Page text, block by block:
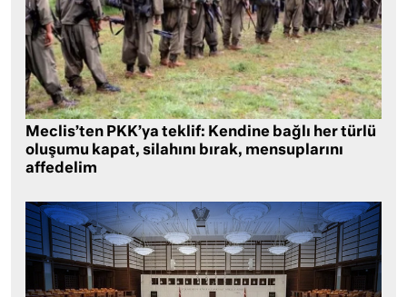
Meclis’ten PKK’ya teklif: Kendine bağlı her türlü
oluşumu kapat, silahını bırak, mensuplarını
affedelim